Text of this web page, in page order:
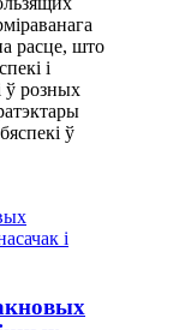
расце, што
і
ў розных
ў